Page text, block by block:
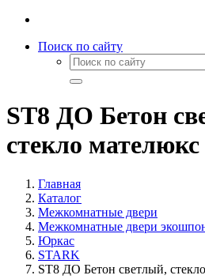
Поиск по сайту
ST8 ДО Бетон
стекло
Главная
Каталог
Межкомнатные двери
Межкомнатные двери
Юркас
STARK
ST8 ДО Бетон светлый,